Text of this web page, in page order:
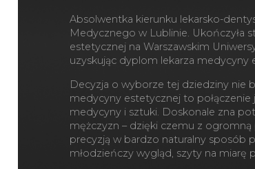
Absolwentka kierunku lekarsko-
Medycznego w Lublinie. Ukończyła
estetycznej na Warszawskim
uzyskując dyplom lekarza medycyny
Decyzja o wyborze tej dziedziny nie
medycyny estetycznej to połączenie
medycyny i sztuki. Doskonale zna
mężczyzn – dzięki czemu z ogromną
precyzją w bardzo naturalny sposób
młodzieńczy wygląd, szyty na miarę